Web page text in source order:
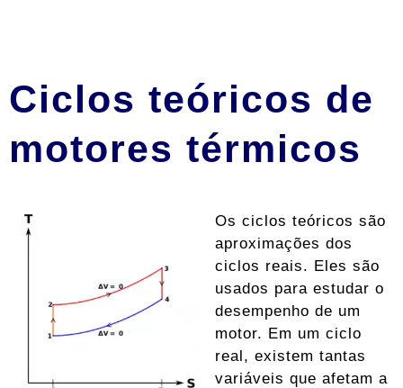
Ciclos teóricos de
motores térmicos
Os ciclos teóricos são
aproximações dos
ciclos reais. Eles são
usados ​​para estudar o
desempenho de um
motor. Em um ciclo
real, existem tantas
variáveis ​​que afetam a